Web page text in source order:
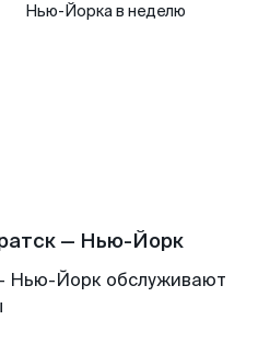
Нью-Йорка в неделю
— Нью-Йорк
Нью-Йорк обслуживают